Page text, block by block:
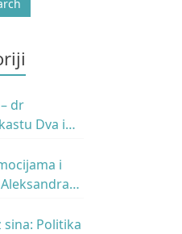
dr
Dva i
i
sina: Politika